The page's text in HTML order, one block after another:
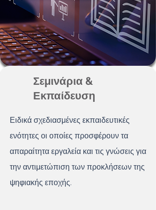
Σεμινάρια &
Εκπαίδευση
Ειδικά σχεδιασμένες εκπαιδευτικές
ενότητες οι οποίες προσφέρουν τα
απαραίτητα εργαλεία και τις γνώσεις για
την αντιμετώπιση των προκλήσεων της
ψηφιακής εποχής.